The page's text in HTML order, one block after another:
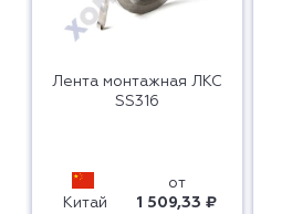
Лента монтажная ЛКС
SS316
Китай
от
1 509,33 ₽